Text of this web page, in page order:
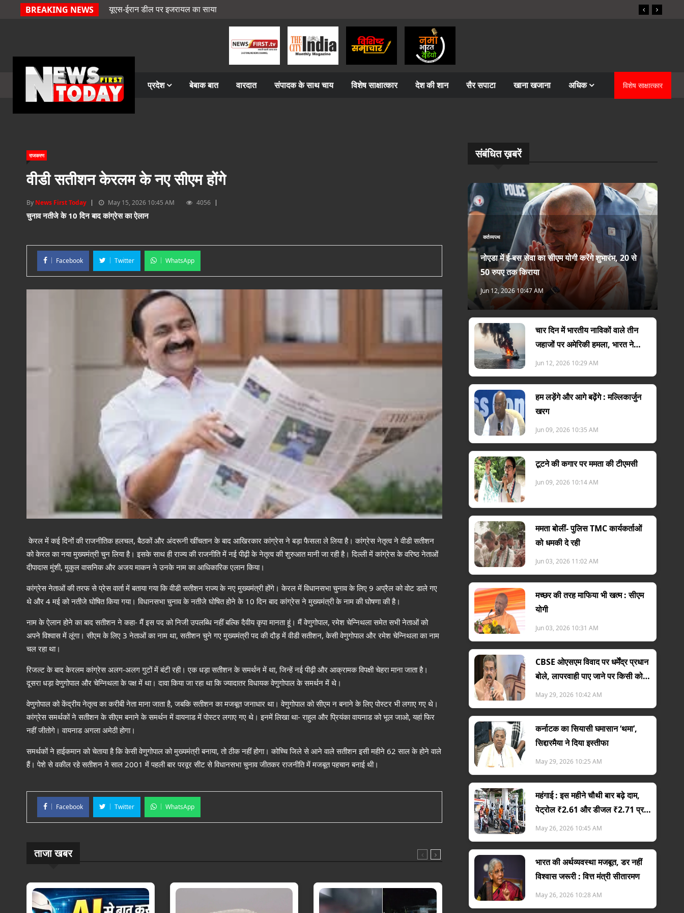
BREAKING NEWS यूएस-ईरान डील पर इजरायल का साया
प्रदेश बेबाक बात वारदात संपादक के साथ चाय विशेष साक्षात्कार देश की शान सैर सपाटा खाना खजाना अधिक विशेष साक्षात्कार
राजकरण
वीडी सतीशन केरलम के नए सीएम होंगे
By News First Today May 15, 2026 10:45 AM 4056
चुनाव नतीजे के 10 दिन बाद कांग्रेस का ऐलान
Facebook Twitter WhatsApp
केरल में कई दिनों की राजनीतिक हलचल, बैठकों और अंदरूनी खींचतान के बाद आखिरकार कांग्रेस ने बड़ा फैसला ले लिया है। कांग्रेस नेतृत्व ने वीडी सतीशन
को केरल का नया मुख्यमंत्री चुन लिया है। इसके साथ ही राज्य की राजनीति में नई पीढ़ी के नेतृत्व की शुरुआत मानी जा रही है। दिल्ली में कांग्रेस के वरिष्ठ नेताओं
दीपादास मुंशी, मुकुल वासनिक और अजय माकन ने उनके नाम का आधिकारिक एलान किया।
कांग्रेस नेताओं की तरफ से प्रेस वार्ता में बताया गया कि वीडी सतीशन राज्य के नए मुख्यमंत्री होंगे। केरल में विधानसभा चुनाव के लिए 9 अप्रैल को वोट डाले गए
थे और 4 मई को नतीजे घोषित किया गया। विधानसभा चुनाव के नतीजे घोषित होने के 10 दिन बाद कांग्रेस ने मुख्यमंत्री के नाम की घोषणा की है।
नाम के ऐलान होने का बाद सतीशन ने कहा- मैं इस पद को निजी उपलब्धि नहीं बल्कि दैवीय कृपा मानता हूं। मैं वेणुगोपाल, रमेश चेन्निथला समेत सभी नेताओं को
अपने विश्वास में लूंगा। सीएम के लिए 3 नेताओं का नाम था, सतीशन चुने गए मुख्यमंत्री पद की दौड़ में वीडी सतीशन, केसी वेणुगोपाल और रमेश चेन्निथला का नाम
चल रहा था।
रिजल्ट के बाद केरलम कांग्रेस अलग-अलग गुटों में बंटी रही। एक धड़ा सतीशन के समर्थन में था, जिन्हें नई पीढ़ी और आक्रामक विपक्षी चेहरा माना जाता है।
दूसरा धड़ा वेणुगोपाल और चेन्निथला के पक्ष में था। दावा किया जा रहा था कि ज्यादातर विधायक वेणुगोपाल के समर्थन में थे।
वेणुगोपाल को केंद्रीय नेतृत्व का करीबी नेता माना जाता है, जबकि सतीशन का मजबूत जनाधार था। वेणुगोपाल को सीएम न बनाने के लिए पोस्टर भी लगाए गए थे।
कांग्रेस समर्थकों ने सतीशन के सीएम बनाने के समर्थन में वायनाड में पोस्टर लगाए गए थे। इनमें लिखा था- राहुल और प्रियंका वायनाड को भूल जाओ, यहां फिर
नहीं जीतोगे। वायनाड अगला अमेठी होगा।
समर्थकों ने हाईकमान को चेताया है कि केसी वेणुगोपाल को मुख्यमंत्री बनाया, तो ठीक नहीं होगा। कोच्चि जिले से आने वाले सतीशन इसी महीने 62 साल के होने वाले
हैं। पेशे से वकील रहे सतीशन ने साल 2001 में पहली बार परवूर सीट से विधानसभा चुनाव जीतकर राजनीति में मजबूत पहचान बनाई थी।
Facebook Twitter WhatsApp
ताजा खबर
संबंधि‍त ख़बरें
कर्तव्यपथ
नोएडा में ई-बस सेवा का सीएम योगी करेंगे शुभारंभ, 20 से
50 रुपए तक किराया
Jun 12, 2026 10:47 AM
चार दिन में भारतीय नाविकों वाले तीन
जहाजों पर अमेरिकी हमला, भारत ने
जताया विरोध
Jun 12, 2026 10:29 AM
हम लड़ेंगे और आगे बढ़ेंगे : मल्लिकार्जुन
खरग
Jun 09, 2026 10:35 AM
टूटने की कगार पर ममता की टीएमसी
Jun 09, 2026 10:14 AM
ममता बोलीं- पुलिस TMC कार्यकर्ताओं
को धमकी दे रही
Jun 03, 2026 11:02 AM
मच्छर की तरह माफिया भी खत्म : सीएम
योगी
Jun 03, 2026 10:31 AM
CBSE ओएसएम विवाद पर धर्मेंद्र प्रधान
बोले, लापरवाही पाए जाने पर किसी को
नहीं बख्शूंग
May 29, 2026 10:42 AM
कर्नाटक का सियासी घमासान ‘थमा’,
सिद्दारमैया ने दिया इस्तीफा
May 29, 2026 10:25 AM
महंगाई : इस महीने चौथी बार बढ़े दाम,
पेट्रोल ₹2.61 और डीजल ₹2.71 प्रति
लीटर महंगा
May 26, 2026 10:45 AM
भारत की अर्थव्यवस्था मजबूत, डर नहीं
विश्वास जरूरी : वित्त मंत्री सीतारमण
May 26, 2026 10:28 AM